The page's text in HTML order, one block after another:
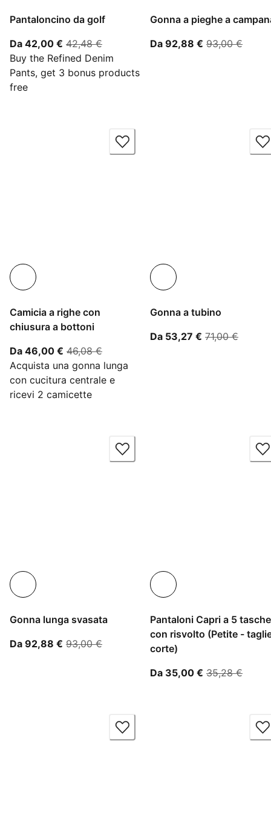
Pantaloncino da golf
Da 42,00 € A partire dal prezzo attuale 42,00 €
42,48 €prezzo originale 42,48 €
Buy the Refined Denim
Pants, get 3 bonus products
free
Gonna a pieghe a
Da 92,88 € A partire dal
93,00 €
Camicia a righe con
chiusura a bottoni
Da 46,00 € A partire dal prezzo attuale 46,00 €
46,08 €prezzo originale 46,08 €
Acquista una gonna lunga
con cucitura centrale e
ricevi 2 camicette
Gonna a tubino
Da 53,27 € A partire dal
71,00 €
Gonna lunga svasata
Da 92,88 € A partire dal prezzo attuale 92,88 €
93,00 €prezzo originale 93,00 €
Pantaloni Capri a 5 tasche
con risvolto (Petite -
corte)
Da 35,00 € A partire dal
35,28 €